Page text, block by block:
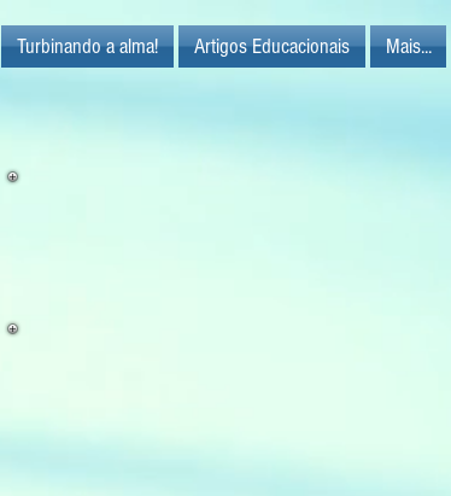
Turbinando a alma! Artigos Educacionais Mais...